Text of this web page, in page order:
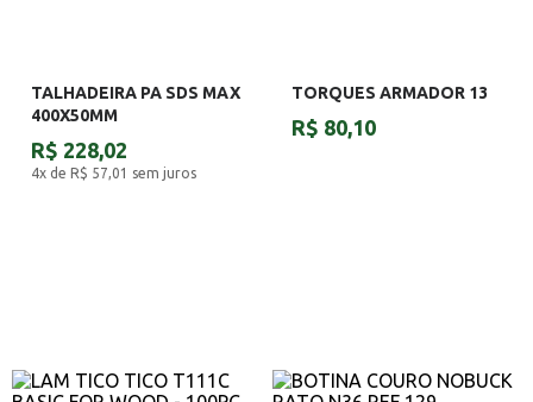
TALHADEIRA PA SDS MAX
400X50MM
R$ 228,02
4x de R$ 57,01 sem juros
TORQUES ARMADOR 13
R$ 80,10